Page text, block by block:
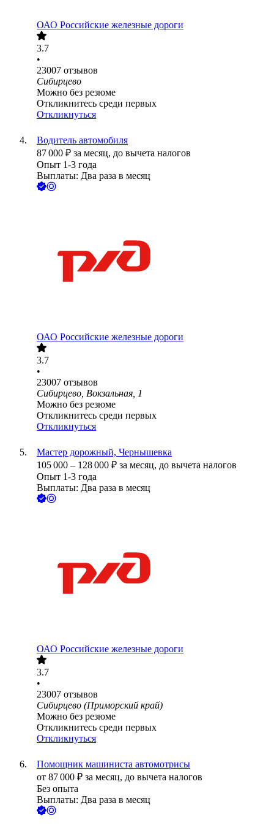
ОАО Российские железные дороги
3.7
•
23007 отзывов
Сибирцево
Можно без резюме
Откликнитесь среди первых
Откликнуться
Водитель автомобиля
87 000 ₽ за месяц, до вычета налогов
Опыт 1-3 года
Выплаты: Два раза в месяц
ОАО Российские железные дороги
3.7
•
23007 отзывов
Сибирцево, Вокзальная, 1
Можно без резюме
Откликнитесь среди первых
Откликнуться
Мастер дорожный, Чернышевка
105 000 – 128 000 ₽ за месяц, до вычета налогов
Опыт 1-3 года
Выплаты: Два раза в месяц
ОАО Российские железные дороги
3.7
•
23007 отзывов
Сибирцево (Приморский край)
Можно без резюме
Откликнитесь среди первых
Откликнуться
Помощник машиниста автомотрисы
от 87 000 ₽ за месяц, до вычета налогов
Без опыта
Выплаты: Два раза в месяц